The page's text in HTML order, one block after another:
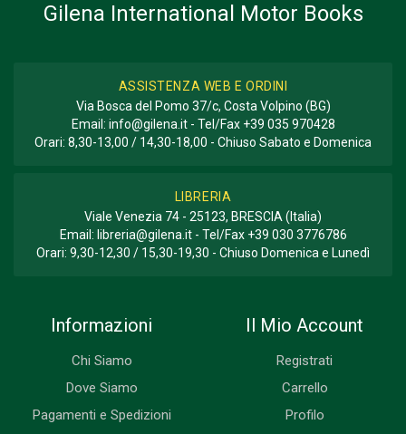
Gilena International Motor Books
ASSISTENZA WEB E ORDINI
Via Bosca del Pomo 37/c, Costa Volpino (BG)
Email: info@gilena.it- Tel/Fax +39 035 970428
Orari: 8,30-13,00 / 14,30-18,00 - Chiuso Sabato e Domenica
LIBRERIA
Viale Venezia 74 - 25123, BRESCIA (Italia)
Email: libreria@gilena.it- Tel/Fax +39 030 3776786
Orari: 9,30-12,30 / 15,30-19,30 - Chiuso Domenica e Lunedì
Informazioni
Chi Siamo
Dove Siamo
Pagamenti e Spedizioni
Il Mio Account
Registrati
Carrello
Profilo